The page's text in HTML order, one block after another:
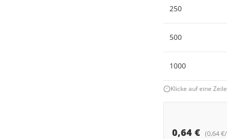
250
500
1000
Klicke auf eine
0,64 € (0,64